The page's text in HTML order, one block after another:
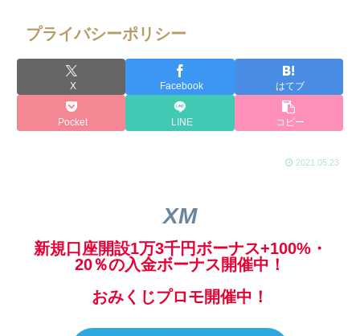
プライバシーポリシー
X Facebook はてブ
Pocket LINE コピー
2021.05.23
XM
新規口座開設1万3千円ボーナス+100%・
20％の入金ボーナス開催中！
おみくじプロモ開催中！